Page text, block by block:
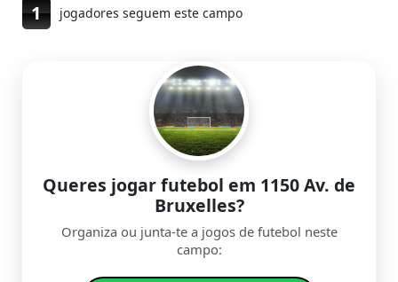
1 jogadores seguem este campo
Queres jogar futebol em 1150 Av. de
Bruxelles?
Organiza ou junta-te a jogos de futebol neste
campo: